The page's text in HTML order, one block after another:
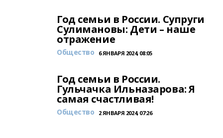
Год семьи в России. Супруги
Сулимановы: Дети – наше
отражение
Общество 6 ЯНВАРЯ 2024, 08:05
Год семьи в России.
Гульчачка Ильназарова: Я
самая счастливая!
Общество 2 ЯНВАРЯ 2024, 07:26